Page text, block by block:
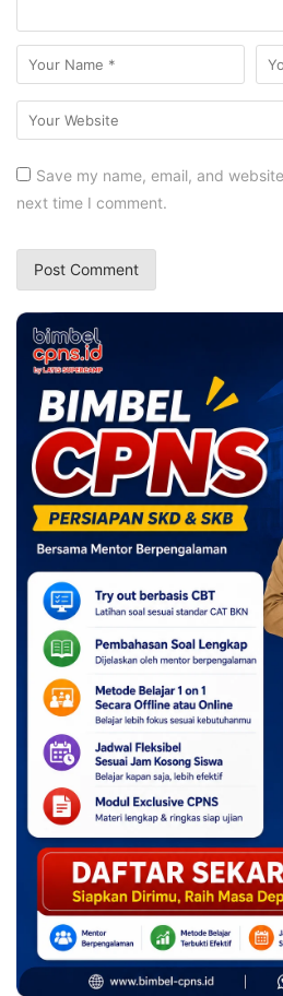
Save my name, email, and
next time I comment.